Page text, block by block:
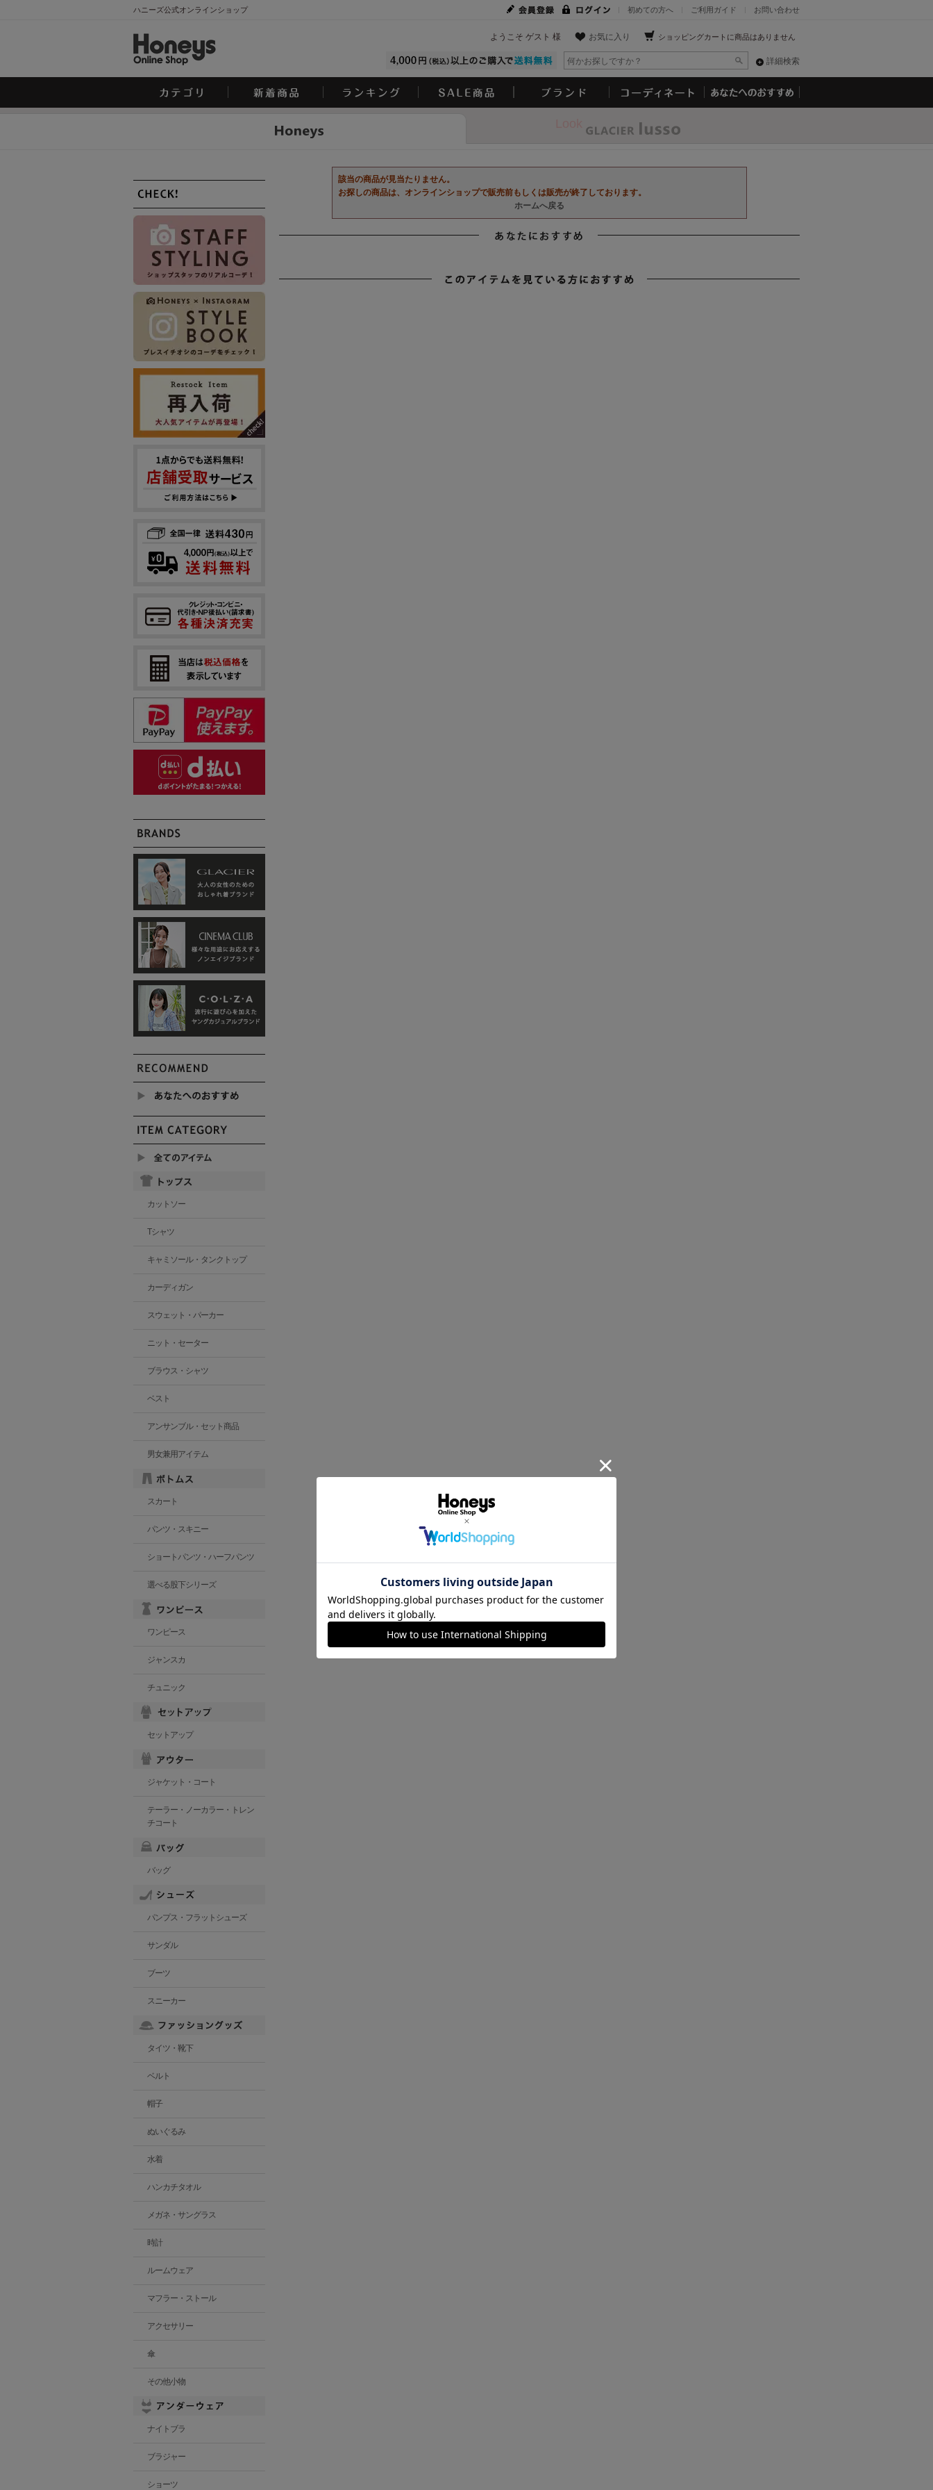
ハニーズ公式オンラインショップ お問い合わせ
ご利用ガイド
初めての方へ
ショッピングカートに商品はありません
お気に入り
ようこそ ゲスト 様
詳細検索
該当の商品が見当たりません。
お探しの商品は、オンラインショップで販売前もしくは販売が終了しております。
ホームへ戻る
カットソー
Tシャツ
キャミソール・タンクトップ
カーディガン
スウェット・パーカー
ニット・セーター
ブラウス・シャツ
ベスト
アンサンブル・セット商品
男女兼用アイテム
スカート
パンツ・スキニー
ショートパンツ・ハーフパンツ
選べる股下シリーズ
ワンピース
ジャンスカ
チュニック
セットアップ
ジャケット・コート
テーラー・ノーカラー・トレン
チコート
バッグ
パンプス・フラットシューズ
サンダル
ブーツ
スニーカー
タイツ・靴下
ベルト
帽子
ぬいぐるみ
水着
ハンカチタオル
メガネ・サングラス
時計
ルームウェア
マフラー・ストール
アクセサリー
傘
その他小物
ナイトブラ
ブラジャー
ショーツ